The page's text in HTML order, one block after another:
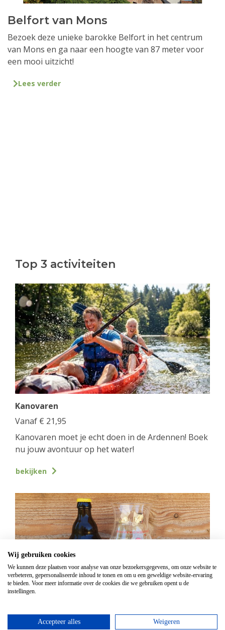
Belfort van Mons
Bezoek deze unieke barokke Belfort in het centrum
van Mons en ga naar een hoogte van 87 meter voor
een mooi uitzicht!
Lees verder
Top 3 activiteiten
Kanovaren
Vanaf € 21,95
Kanovaren moet je echt doen in de Ardennen! Boek
nu jouw avontuur op het water!
bekijken
GPS Chouffe wandeling
Wij gebruiken cookies
We kunnen deze plaatsen voor analyse van onze bezoekersgegevens, om onze website te
verbeteren, gepersonaliseerde inhoud te tonen en om u een geweldige website-ervaring
te bieden. Voor meer informatie over de cookies die we gebruiken opent u de
instellingen.
Accepteer alles Weigeren